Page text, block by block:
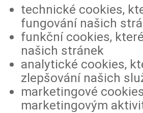
technické cookies,
fungování našich
funkční cookies,
našich stránek
analytické cookies,
zlepšování našich
marketingové
marketingovým